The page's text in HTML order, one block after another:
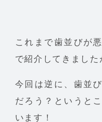
これまで歯並びが
で紹介してきました
今回は逆に、歯並
だろう？というと
います！